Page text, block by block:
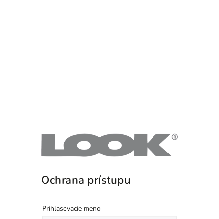
Ochrana prístupu
Prihlasovacie meno